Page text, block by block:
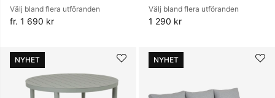
Välj bland flera utföranden
fr. 1 690 kr
Välj bland flera utföranden
1 290 kr
NYHET NYHET